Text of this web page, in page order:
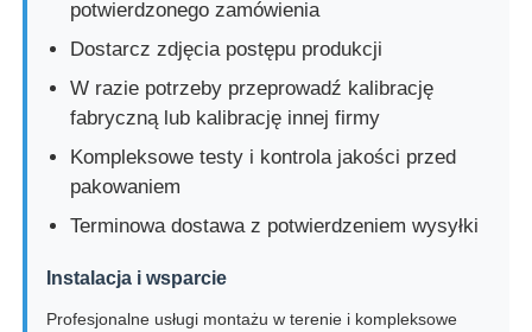
potwierdzonego zamówienia
Dostarcz zdjęcia postępu produkcji
W razie potrzeby przeprowadź kalibrację
fabryczną lub kalibrację innej firmy
Kompleksowe testy i kontrola jakości przed
pakowaniem
Terminowa dostawa z potwierdzeniem wysyłki
Instalacja i wsparcie
Profesjonalne usługi montażu w terenie i kompleksowe